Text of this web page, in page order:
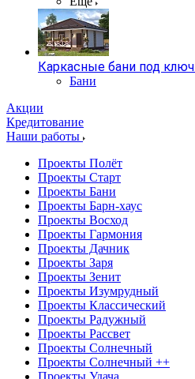
Каркасные бани под ключ
Бани
Акции
Кредитование
Наши работы
Проекты Полёт
Проекты Старт
Проекты Бани
Проекты Барн-хаус
Проекты Восход
Проекты Гармония
Проекты Дачник
Проекты Заря
Проекты Зенит
Проекты Изумрудный
Проекты Классический
Проекты Радужный
Проекты Рассвет
Проекты Солнечный
Проекты Солнечный ++
Проекты Удача